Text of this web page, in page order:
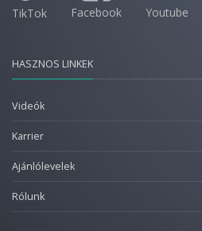
TikTok Facebook Youtube
HASZNOS LINKEK
Videók
Karrier
Ajánlólevelek
Rólunk